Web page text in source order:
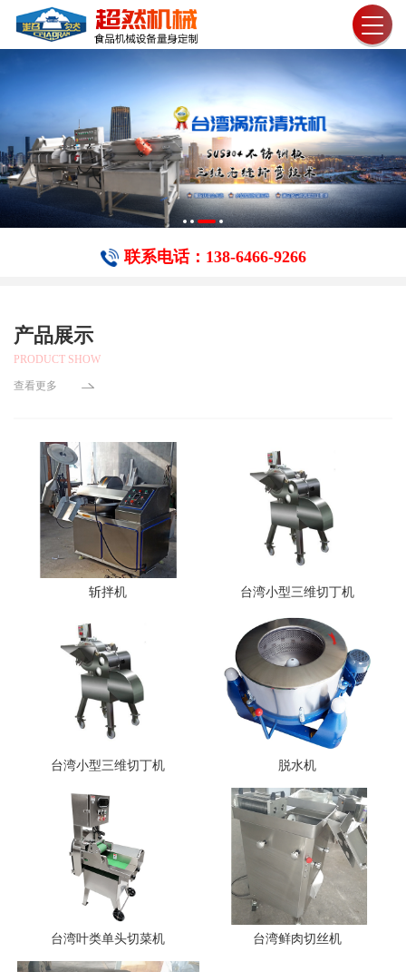
联系电话：138-6466-​9266
产品展示
PRODUCT SHOW
查看更多
斩拌机 台湾小型三维切丁机
台湾小型三维切丁机 脱水机
台湾叶类单头切菜机 台湾鲜肉切丝机